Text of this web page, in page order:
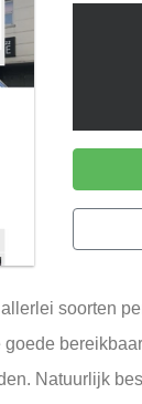
soorten
Natuurlijk